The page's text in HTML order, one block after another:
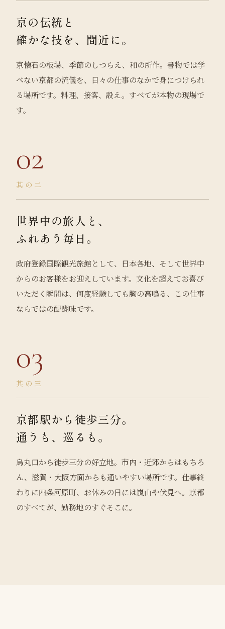
京の伝統と
確かな技を、間近に。
京懐石の板場、季節のしつらえ、和の所作。書物では学
べない京都の流儀を、日々の仕事のなかで身につけられ
る場所です。料理、接客、設え。すべてが本物の現場で
す。
02
其の二
世界中の旅人と、
ふれあう毎日。
政府登録国際観光旅館として、日本各地、そして世界中
からのお客様をお迎えしています。文化を超えてお喜び
いただく瞬間は、何度経験しても胸の高鳴る、この仕事
ならではの醍醐味です。
03
其の三
京都駅から徒歩三分。
通うも、巡るも。
烏丸口から徒歩三分の好立地。市内・近郊からはもちろ
ん、滋賀・大阪方面からも通いやすい場所です。仕事終
わりに四条河原町、お休みの日には嵐山や伏見へ。京都
のすべてが、勤務地のすぐそこに。